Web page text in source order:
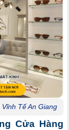
Tế An Giang
Cửa Hàng